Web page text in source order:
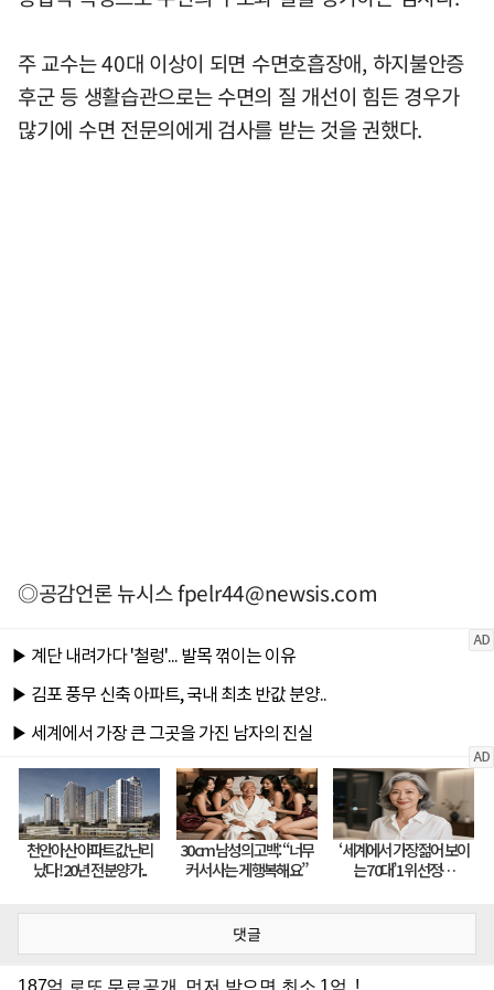
주 교수는 40대 이상이 되면 수면호흡장애, 하지불안증
후군 등 생활습관으로는 수면의 질 개선이 힘든 경우가
많기에 수면 전문의에게 검사를 받는 것을 권했다.
◎공감언론 뉴시스fpelr44@newsis.com
댓글